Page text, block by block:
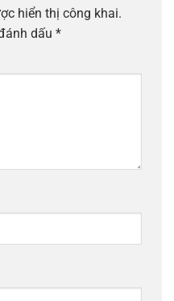
hiển thị công khai.
dấu *